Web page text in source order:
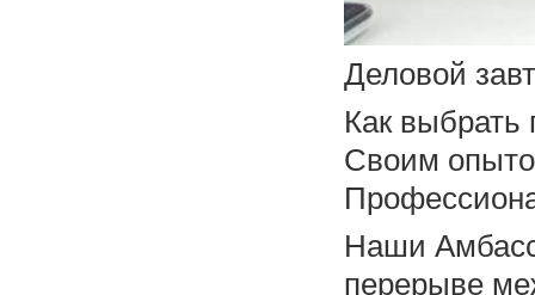
Деловой
Как
Своим
Наши
перерыве